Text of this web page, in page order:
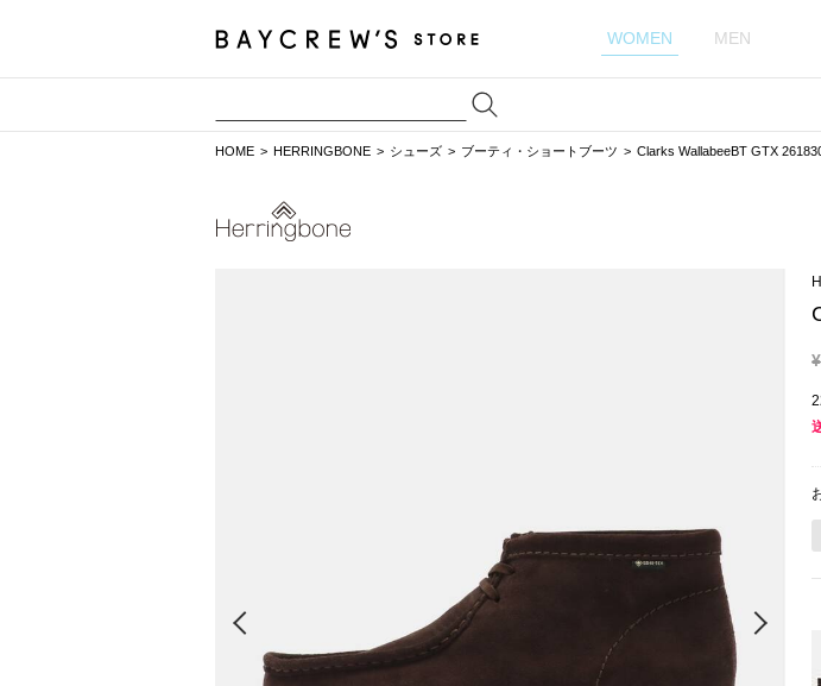
WOMEN MEN
HOME HERRINGBONE シューズ ブーティ・ショートブーツ Clarks WallabeeBT GTX
¥